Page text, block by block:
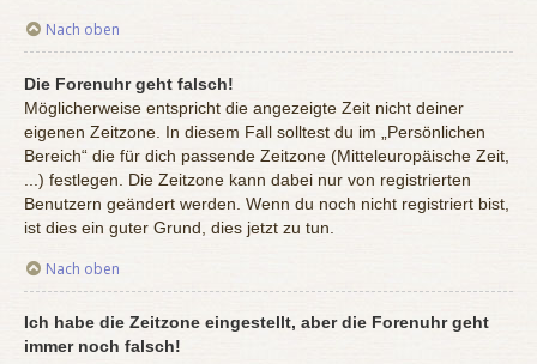
Nach oben
Die Forenuhr geht falsch!
Möglicherweise entspricht die angezeigte Zeit nicht deiner
eigenen Zeitzone. In diesem Fall solltest du im „Persönlichen
Bereich“ die für dich passende Zeitzone (Mitteleuropäische Zeit,
...) festlegen. Die Zeitzone kann dabei nur von registrierten
Benutzern geändert werden. Wenn du noch nicht registriert bist,
ist dies ein guter Grund, dies jetzt zu tun.
Nach oben
Ich habe die Zeitzone eingestellt, aber die Forenuhr geht
immer noch falsch!